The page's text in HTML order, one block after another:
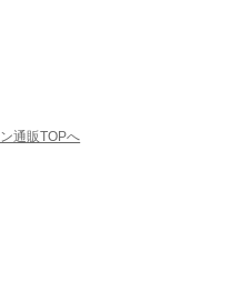
通販TOPへ